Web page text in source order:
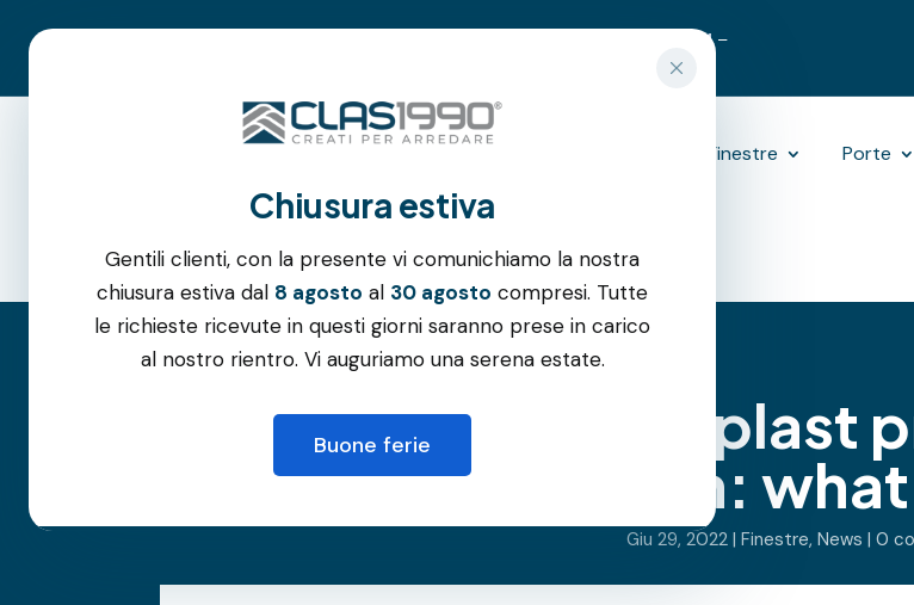
Chiusura estiva
Gentili clienti, con la presente vi comunichiamo la nostra
chiusura estiva dal 8 agosto al 30 agosto compresi. Tutte
le richieste ricevute in questi giorni saranno prese in carico
al nostro rientro. Vi auguriamo una serena estate.
Buone ferie
3701270731–
Finestre Porte
Finestre Oknoplast
design:
Giu 29, 2022| Finestre, News | 0